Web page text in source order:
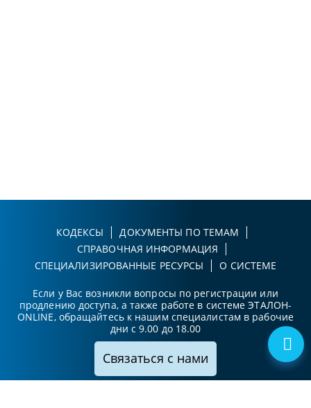
КОДЕКСЫ
ДОКУМЕНТЫ ПО ТЕМАМ
СПРАВОЧНАЯ ИНФОРМАЦИЯ
СПЕЦИАЛИЗИРОВАННЫЕ РЕСУРСЫ
О СИСТЕМЕ
Если у Вас возникли вопросы по регистрации или
продлению доступа, а также работе в системе ЭТАЛОН-
ONLINE, обращайтесь к нашим специалистам в рабочие
дни с 9.00 до 18.00
Связаться с нами